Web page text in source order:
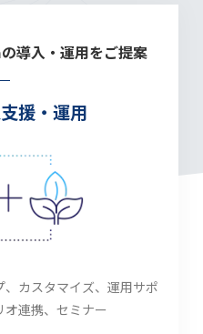
導入・ 運用をご提案
援・運用
カスタマイズ、運用サポ
連携、セミナー